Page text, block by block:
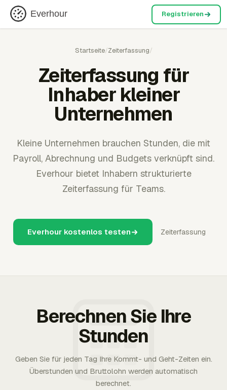
Everhour Registrieren
Startseite/Zeiterfassung/
Zeiterfassung für
Inhaber kleiner
Unternehmen
Kleine Unternehmen brauchen Stunden, die mit
Payroll, Abrechnung und Budgets verknüpft sind.
Everhour bietet Inhabern strukturierte
Zeiterfassung für Teams.
Everhour kostenlos testen Zeiterfassung
Berechnen Sie Ihre
Stunden
Geben Sie für jeden Tag Ihre Kommt- und Geht-Zeiten ein.
Überstunden und Bruttolohn werden automatisch
berechnet.